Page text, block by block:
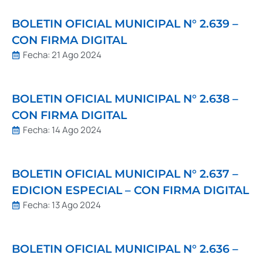
BOLETIN OFICIAL MUNICIPAL N° 2.639 –
CON FIRMA DIGITAL
Fecha:21 Ago 2024
BOLETIN OFICIAL MUNICIPAL N° 2.638 –
CON FIRMA DIGITAL
Fecha: 14 Ago 2024
BOLETIN OFICIAL MUNICIPAL N° 2.637 –
EDICION ESPECIAL – CON FIRMA DIGITAL
Fecha: 13 Ago 2024
BOLETIN OFICIAL MUNICIPAL N° 2.636 –